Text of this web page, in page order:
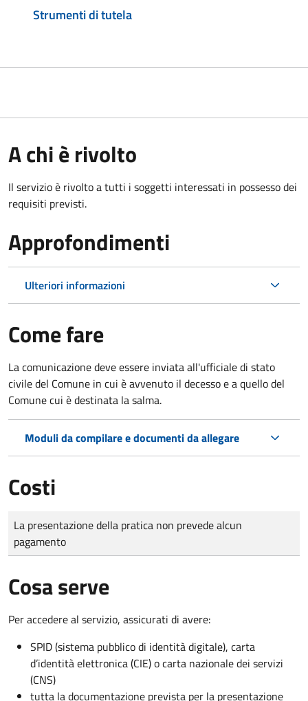
Strumenti di tutela
A chi è rivolto
Il servizio è rivolto a tutti i soggetti interessati in possesso dei
requisiti previsti.
Approfondimenti
Ulteriori informazioni
Come fare
La comunicazione deve essere inviata all'ufficiale di stato
civile del Comune in cui è avvenuto il decesso e a quello del
Comune cui è destinata la salma.
Moduli da compilare e documenti da allegare
Costi
Tipo di pagamento
Importo
La presentazione della pratica non prevede alcun
pagamento
Cosa serve
Per accedere al servizio, assicurati di avere:
SPID (sistema pubblico di identità digitale), carta
d’identità elettronica (CIE) o carta nazionale dei servizi
(CNS)
tutta la documentazione prevista per la presentazione